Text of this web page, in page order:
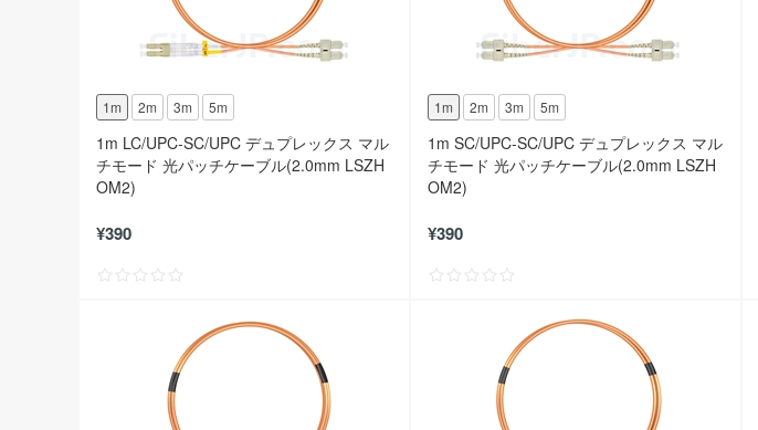
1m 2m 3m 5m
1m LC/UPC-SC/UPC デュプレックス マル
チモード 光パッチケーブル(2.0mm LSZH
OM2)
¥390
1m 2m 3m 5m
1m SC/UPC-SC/UPC デュプレックス マル
チモード 光パッチケーブル(2.0mm LSZH
OM2)
¥390